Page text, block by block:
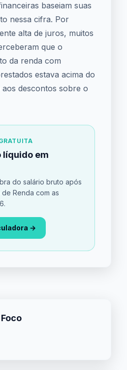
baseiam suas
nessa cifra. Por
alta de juros, muitos
que o
da renda com
estava acima do
descontos sobre o
líquido em
do salário bruto após
de Renda com as
→